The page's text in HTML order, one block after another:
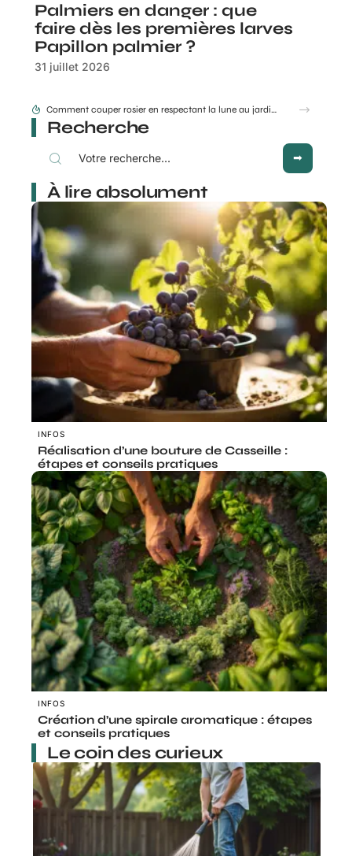
Palmiers en danger : que
faire dès les premières larves
Papillon palmier ?
31 juillet 2026
Comment couper rosier en respectant la lune au jardin ?
Recherche
À lire absolument
INFOS
Réalisation d’une bouture de Casseille :
étapes et conseils pratiques
INFOS
Création d’une spirale aromatique : étapes
et conseils pratiques
Le coin des curieux